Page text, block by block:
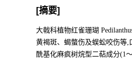
[摘要]
大戟科植物红雀珊瑚
黄褐斑、蝎螫伤及蜈蚣咬伤等
酰基化麻疯树烷型二萜成分(1